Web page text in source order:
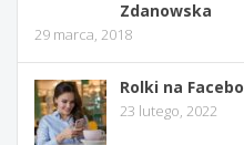
Zdanowska
29 marca, 2018
Rolki na
23 lutego, 2022